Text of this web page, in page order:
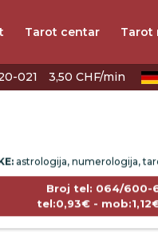
Tarot centar Tarot
021 3,50 CHF/min
Broj tel: 064/600-
tel:0,93€ -